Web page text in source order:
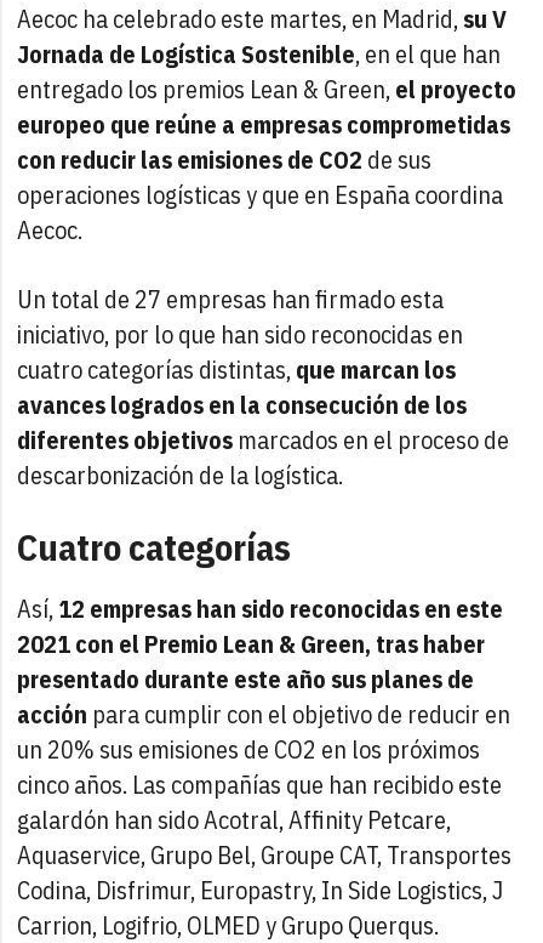
Aecoc ha celebrado este martes, en Madrid,su V
Jornada de Logística Sostenible, en el que han
entregado los premios Lean & Green,el proyecto
europeo que reúne a empresas comprometidas
con reducir las emisiones de CO2 de sus
operaciones logísticas y que en España coordina
Aecoc.
Un total de 27 empresas han firmado esta
iniciativo, por lo que han sido reconocidas en
cuatro categorías distintas,que marcan los
avances logrados en la consecución de los
diferentes objetivos marcados en el proceso de
descarbonización de la logística.
Cuatro categorías
Así,12 empresas han sido reconocidas en este
2021 con el Premio Lean & Green, tras haber
presentado durante este año sus planes de
acción para cumplir con el objetivo de reducir en
un 20% sus emisiones de CO2 en los próximos
cinco años. Las compañías que han recibido este
galardón han sido Acotral, Affinity Petcare,
Aquaservice, Grupo Bel, Groupe CAT, Transportes
Codina, Disfrimur, Europastry, In Side Logistics, J
Carrion, Logifrio, OLMED y Grupo Querqus.